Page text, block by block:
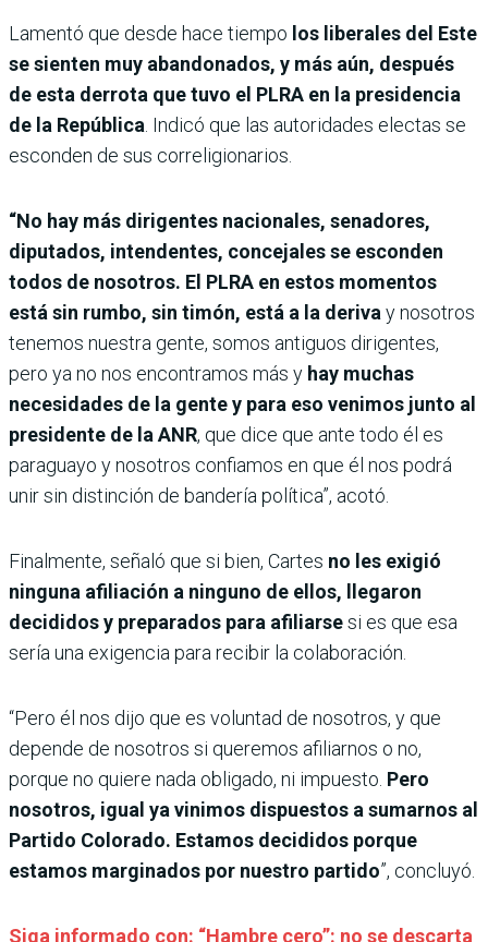
Lamentó que desde hace tiempo los liberales del Este
se sienten muy abandonados, y más aún, después
de esta derrota que tuvo el PLRA en la presidencia
de la República . Indicó que las autoridades electas se
esconden de sus correligionarios.
“No hay más dirigentes nacionales, senadores,
diputados, intendentes, concejales se esconden
todos de nosotros. El PLRA en estos momentos
está sin rumbo, sin timón, está a la deriva y nosotros
tenemos nuestra gente, somos antiguos dirigentes,
pero ya no nos encontramos más y hay muchas
necesidades de la gente y para eso venimos junto al
presidente de la ANR, que dice que ante todo él es
paraguayo y nosotros confiamos en que él nos podrá
unir sin distinción de bandería política”, acotó.
Finalmente, señaló que si bien, Cartes no les exigió
ninguna afiliación a ninguno de ellos, llegaron
decididos y preparados para afiliarsesi es que esa
sería una exigencia para recibir la colaboración.
“Pero él nos dijo que es voluntad de nosotros, y que
depende de nosotros si queremos afiliarnos o no,
porque no quiere nada obligado, ni impuesto. Pero
nosotros, igual ya vinimos dispuestos a sumarnos al
Partido Colorado. Estamos decididos porque
estamos marginados por nuestro partido”, concluyó.
Siga informado con: “Hambre cero”: no se descarta